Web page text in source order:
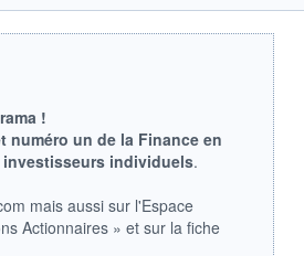
!
numéro un de la Finance en
individuels.
mais aussi sur l'Espace
Actionnaires » et sur la fiche